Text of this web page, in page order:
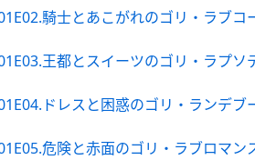
騎士とあこがれのゴリ・ラブ
王都とスイーツのゴリ・ラプ
ドレスと困惑のゴリ・ランデ
危険と赤面のゴリ・ラブロマ